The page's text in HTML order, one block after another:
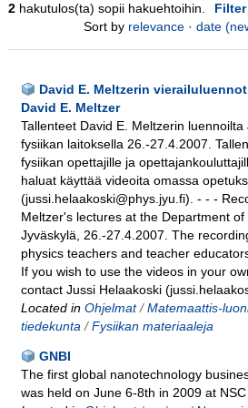
2hakutulos(ta) sopii hakuehtoihin.
Sort by relevance · date
David E. Meltzerin
David E. Meltzer
Tallenteet David E. Meltzerin luennoilta
fysiikan laitoksella 26.-27.4.2007.
fysiikan opettajille ja
haluat käyttää videoita omassa
(jussi.helaakoski@phys.jyu.fi). - - -
Meltzer's lectures at the Department
Jyväskylä, 26.-27.4.2007. The
physics teachers and teacher
If you wish to use the videos in your
contact Jussi Helaakoski
Located in Ohjelmat / Matemaattis-
tiedekunta / Fysiikan materiaaleja
GNBI
The first global nanotechnology
was held on June 6-8th in 2009 at